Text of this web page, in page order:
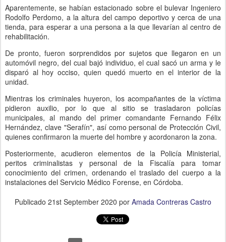
Aparentemente, se habían estacionado sobre el bulevar Ingeniero
Rodolfo Perdomo, a la altura del campo deportivo y cerca de una
tienda, para esperar a una persona a la que llevarían al centro de
rehabilitación.
De pronto, fueron sorprendidos por sujetos que llegaron en un
automóvil negro, del cual bajó individuo, el cual sacó un arma y le
disparó al hoy occiso, quien quedó muerto en el interior de la
unidad.
Mientras los criminales huyeron, los acompañantes de la víctima
pidieron auxilio, por lo que al sitio se trasladaron policías
municipales, al mando del primer comandante Fernando Félix
Hernández, clave "Serafín", así como personal de Protección Civil,
quienes confirmaron la muerte del hombre y acordonaron la zona.
Posteriormente, acudieron elementos de la Policía Ministerial,
peritos criminalistas y personal de la Fiscalía para tomar
conocimiento del crimen, ordenando el traslado del cuerpo a la
instalaciones del Servicio Médico Forense, en Córdoba.
Publicado 21st September 2020 por Amada Contreras Castro